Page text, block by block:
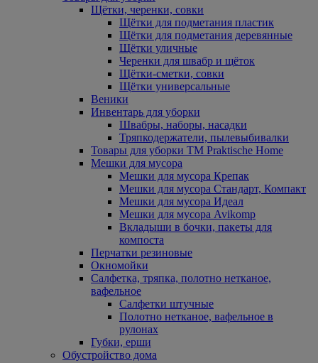
Щётки, черенки, совки
Щётки для подметания пластик
Щётки для подметания деревянные
Щётки уличные
Черенки для швабр и щёток
Щётки-сметки, совки
Щётки универсальные
Веники
Инвентарь для уборки
Швабры, наборы, насадки
Тряпкодержатели, пылевыбивалки
Товары для уборки ТМ Praktische Home
Мешки для мусора
Мешки для мусора Крепак
Мешки для мусора Стандарт, Компакт
Мешки для мусора Идеал
Мешки для мусора Avikomp
Вкладыши в бочки, пакеты для
компоста
Перчатки резиновые
Окномойки
Салфетка, тряпка, полотно нетканое,
вафельное
Салфетки штучные
Полотно нетканое, вафельное в
рулонах
Губки, ерши
Обустройство дома